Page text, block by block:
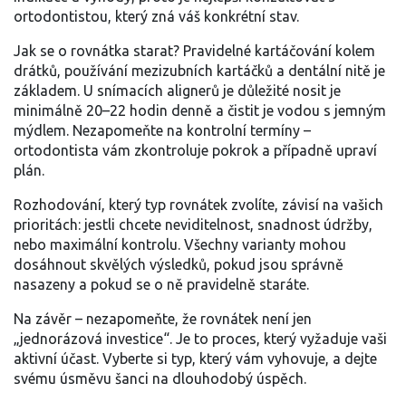
ortodontistou, který zná váš konkrétní stav.
Jak se o rovnátka starat? Pravidelné kartáčování kolem
drátků, používání mezizubních kartáčků a dentální nitě je
základem. U snímacích alignerů je důležité nosit je
minimálně 20–22 hodin denně a čistit je vodou s jemným
mýdlem. Nezapomeňte na kontrolní termíny –
ortodontista vám zkontroluje pokrok a případně upraví
plán.
Rozhodování, který typ rovnátek zvolíte, závisí na vašich
prioritách: jestli chcete neviditelnost, snadnost údržby,
nebo maximální kontrolu. Všechny varianty mohou
dosáhnout skvělých výsledků, pokud jsou správně
nasazeny a pokud se o ně pravidelně staráte.
Na závěr – nezapomeňte, že rovnátek není jen
„jednorázová investice“. Je to proces, který vyžaduje vaši
aktivní účast. Vyberte si typ, který vám vyhovuje, a dejte
svému úsměvu šanci na dlouhodobý úspěch.